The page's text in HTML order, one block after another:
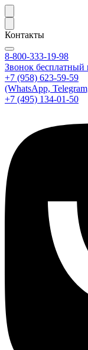
Контакты
8-800-333-19-98
Звонок бесплатный
+7 (958) 623-59-59
(WhatsApp,
+7 (495) 134-01-50